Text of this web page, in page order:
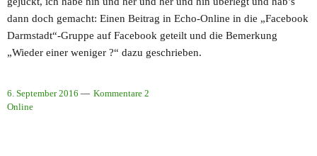
dann doch gemacht: Einen Beitrag in Echo-Online in die „Facebook
Darmstadt“-Gruppe auf Facebook geteilt und die Bemerkung
„Wieder einer weniger ?“ dazu geschrieben.
6. September 2016
Kommentare 2
Online